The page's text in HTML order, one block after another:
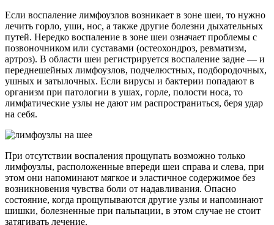
Если воспаление лимфоузлов возникает в зоне шеи, то нужно
лечить горло, уши, нос, а также другие болезни дыхательных
путей. Нередко воспаление в зоне шеи означает проблемы с
позвоночником или суставами (остеохондроз, ревматизм,
артроз). В области шеи регистрируется воспаление задне — и
переднешейных лимфоузлов, подчелюстных, подбородочных,
ушных и затылочных. Если вирусы и бактерии попадают в
организм при патологии в ушах, горле, полости носа, то
лимфатические узлы не дают им распространиться, беря удар
на себя.
При отсутствии воспаления прощупать возможно только
лимфоузлы, расположенные впереди шеи справа и слева, при
этом они напоминают мягкое и эластичное содержимое без
возникновения чувства боли от надавливания. Опасно
состояние, когда прощупываются другие узлы и напоминают
шишки, болезненные при пальпации, в этом случае не стоит
затягивать лечение.